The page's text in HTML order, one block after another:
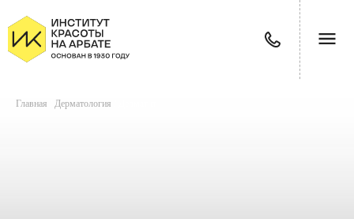
Главная Дерматология